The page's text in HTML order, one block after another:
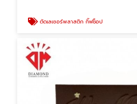
ตัดเลเซอร์พลาสติก กิ๊ฟช็อป